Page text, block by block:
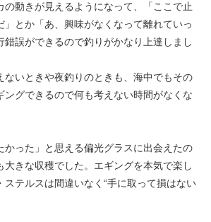
の動きが見えるようになって、「ここで止
」とか「あ、興味がなくなって離れていっ
錯誤ができるので釣りがかなり上達しまし
ないときや夜釣りのときも、海中でもその
ングできるので何も考えない時間がなくな
かった」と思える偏光グラスに出会えたの
大きな収穫でした。エギングを本気で楽し
ステルスは間違いなく“手に取って損はない